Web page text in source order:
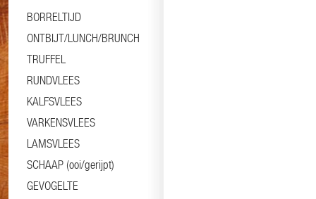
BORRELTIJD
ONTBIJT/LUNCH/BRUNCH
TRUFFEL
RUNDVLEES
KALFSVLEES
VARKENSVLEES
LAMSVLEES
SCHAAP (ooi/gerijpt)
GEVOGELTE